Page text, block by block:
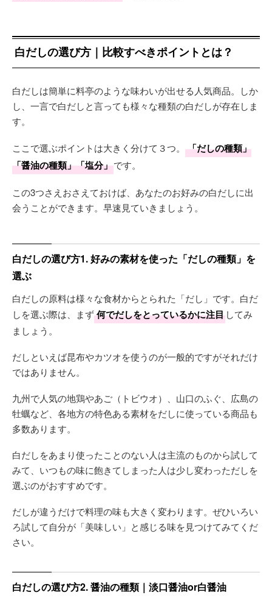
白だしの選び方｜比較すべきポイントとは？
白だしは簡単に料亭のような味わいが出せる人気商品。しか
し、一言で白だしと言っても様々な種類の白だしが存在しま
す。
ここで選ぶポイントは大きく分けて３つ。
「だしの種類」
「醤油の種類」「塩分」です。
この3つさえおさえておけば、あなたのお好みの白だしに出
会うことができます。早速見ていきましょう。
白だしの選び方1. 好みの素材を使った「だしの種類」を
選ぶ
白だしの原料は様々な食材からとられた「だし」です。白だ
しを選ぶ際は、まず何でだしをとっているかに注目 してみ
ましょう。
だしといえば昆布やカツオを使うのが一般的ですがそれだけ
ではありません。
九州で人気の地鶏やあご（トビウオ）、山口のふぐ、広島の
牡蠣など、各地方の特色ある素材をだしに使っている商品も
多数あります。
白だしをあまり使ったことのない人は主流のものから試して
みて、いつもの味に飽きてしまった人は少し変わっただしを
選ぶのがおすすめです。
だしが違うだけで料理の味も大きく変わります。ぜひいろい
ろ試して自分が「美味しい」と感じる味を見つけてみてくだ
さい。
白だしの選び方2. 醤油の種類｜淡口醤油or白醤油